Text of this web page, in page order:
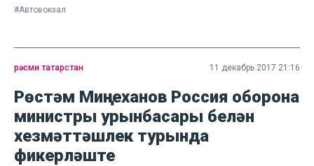
#Автовокзал
рәсми татарстан 11 декабрь 2017 21:16
Рөстәм Миңнеханов Россия оборона
министры урынбасары белән
хезмәттәшлек турында
фикерләште